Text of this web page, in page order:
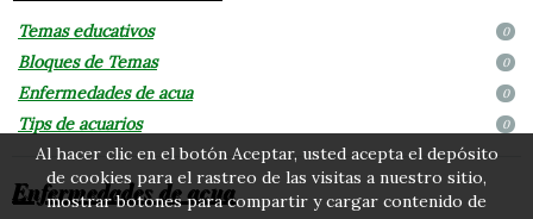
Temas educativos 0
Bloques de Temas 0
Enfermedades de acua 0
Tips de acuarios 0
Enfermedades de acua
Al hacer clic en el botón Aceptar, usted acepta el depósito
de cookies para el rastreo de las visitas a nuestro sitio,
mostrar botones para compartir y cargar contenido de